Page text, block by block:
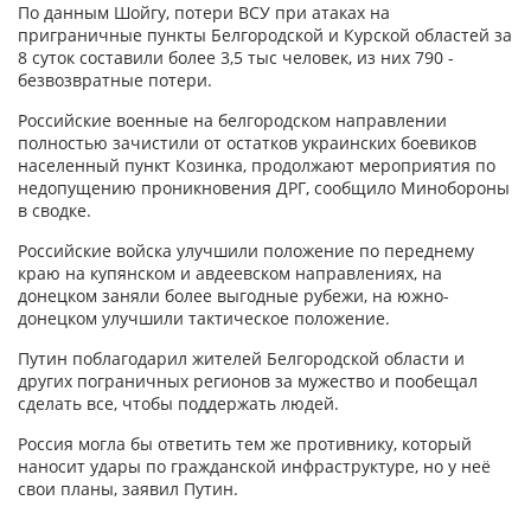
По данным Шойгу, потери ВСУ при атаках на
приграничные пункты Белгородской и Курской областей за
8 суток составили более 3,5 тыс человек, из них 790 -
безвозвратные потери.
Российские военные на белгородском направлении
полностью зачистили от остатков украинских боевиков
населенный пункт Козинка, продолжают мероприятия по
недопущению проникновения ДРГ, сообщило Минобороны
в сводке.
Российские войска улучшили положение по переднему
краю на купянском и авдеевском направлениях, на
донецком заняли более выгодные рубежи, на южно-
донецком улучшили тактическое положение.
Путин поблагодарил жителей Белгородской области и
других пограничных регионов за мужество и пообещал
сделать все, чтобы поддержать людей.
Россия могла бы ответить тем же противнику, который
наносит удары по гражданской инфраструктуре, но у неё
свои планы, заявил Путин.